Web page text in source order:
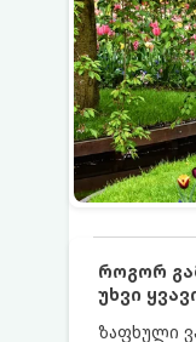
როგორ
უხვი
ზაფხული